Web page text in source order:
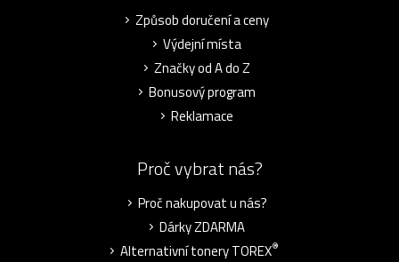
Způsob doručení a ceny
Výdejní místa
Značky od A do Z
Bonusový program
Reklamace
Proč vybrat nás?
Proč nakupovat u nás?
Dárky ZDARMA
Alternativní tonery TOREX®